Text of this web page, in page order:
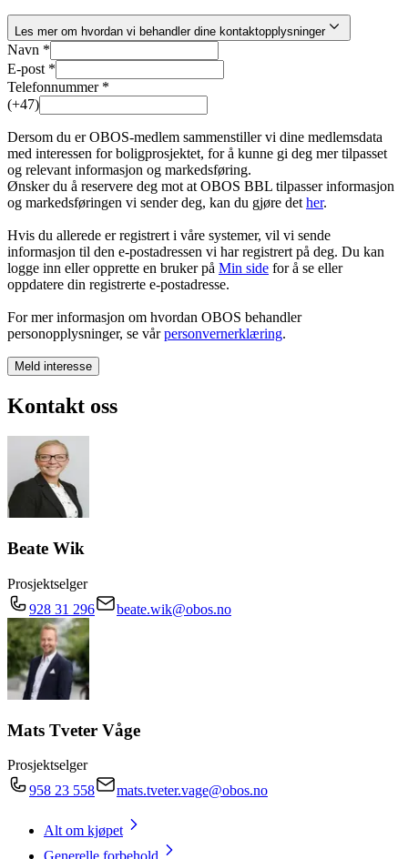
Les mer om hvordan vi behandler dine kontaktopplysninger
Navn *
E-post *
Telefonnummer *
(+47)
Dersom du er OBOS-medlem sammenstiller vi dine medlemsdata
med interessen for boligprosjektet, for å kunne gi deg mer tilpasset
og relevant informasjon og markedsføring.
Ønsker du å reservere deg mot at OBOS BBL tilpasser informasjon
og markedsføringen vi sender deg, kan du gjøre det her.
Hvis du allerede er registrert i våre systemer, vil vi sende
informasjon til den e-postadressen vi har registrert på deg. Du kan
logge inn eller opprette en bruker på Min side for å se eller
oppdatere din registrerte e-postadresse.
For mer informasjon om hvordan OBOS behandler
personopplysninger, se vårpersonvernerklæring.
Meld interesse
Kontakt oss
Beate Wik
Prosjektselger
928 31 296
beate.wik@obos.no
Mats Tveter Våge
Prosjektselger
958 23 558
mats.tveter.vage@obos.no
Alt om kjøpet